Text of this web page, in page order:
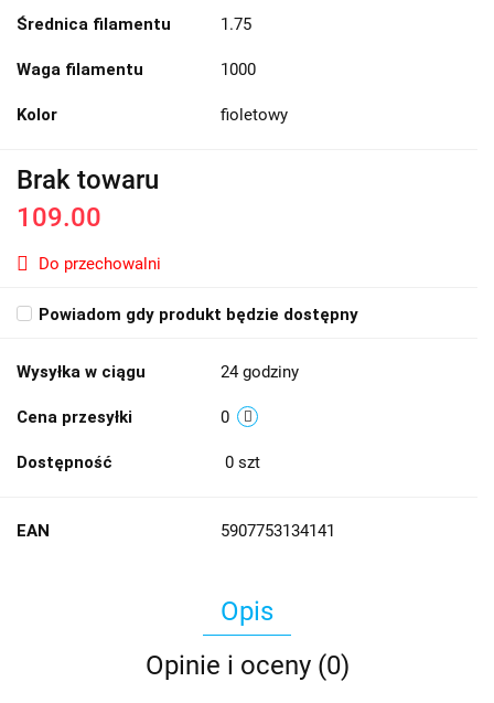
Średnica filamentu 1.75
Waga filamentu 1000
Kolor fioletowy
Brak towaru
109.00
Do przechowalni
Powiadom gdy produkt będzie dostępny
Wysyłka w ciągu 24 godziny
Cena przesyłki 0
Dostępność 0 szt
EAN 5907753134141
Opis
Opinie i oceny (0)